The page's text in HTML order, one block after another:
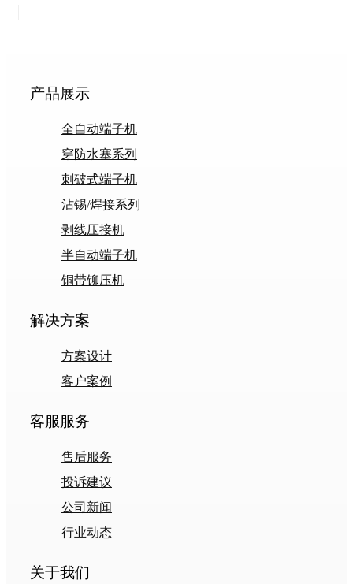
产品展示
全自动端子机
穿防水塞系列
刺破式端子机
沾锡/焊接系列
剥线压接机
半自动端子机
铜带铆压机
解决方案
方案设计
客户案例
客服服务
售后服务
投诉建议
公司新闻
行业动态
关于我们